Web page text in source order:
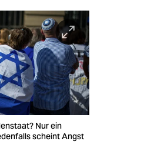
Nur ein
scheint Angst